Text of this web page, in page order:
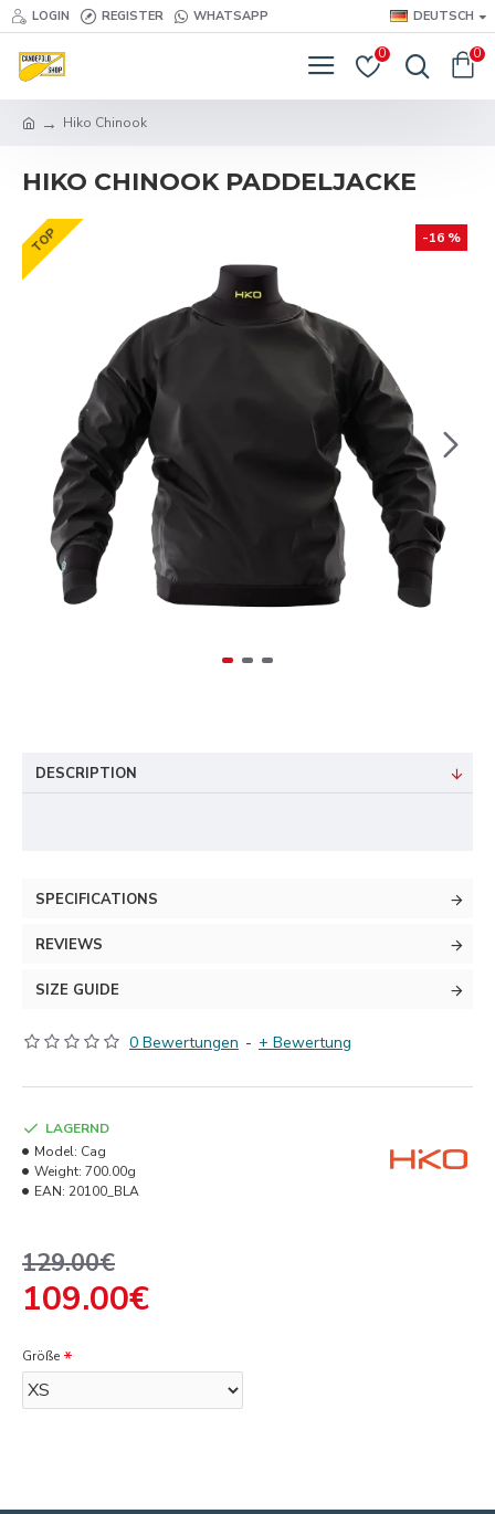
LOGIN REGISTER WHATSAPP DEUTSCH
0 0
Hiko Chinook
HIKO CHINOOK PADDELJACKE
TOP -16 %
DESCRIPTION
SPECIFICATIONS
REVIEWS
SIZE GUIDE
0 Bewertungen - + Bewertung
109.00€
129.00€
LAGERND
Model: Cag
Weight: 700.00g
EAN: 20100_BLA
Größe